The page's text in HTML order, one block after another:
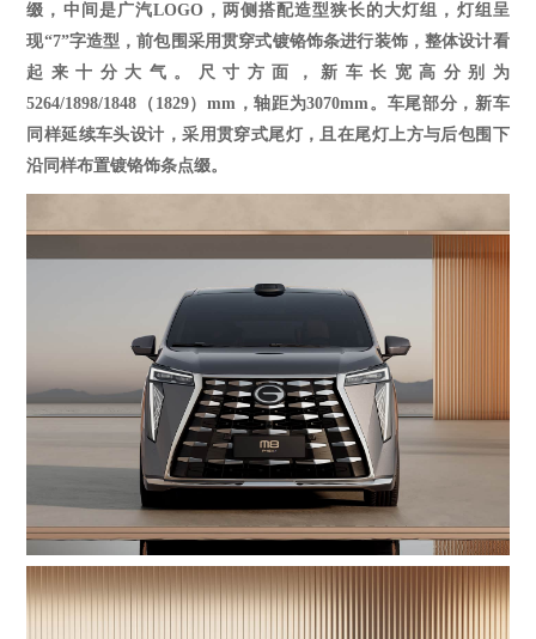
缀， 中间是广汽LOGO， 两侧搭配造型狭长的大灯组，灯组呈
现“7”字造型，前包围采用贯穿式镀铬饰条进行装饰， 整体设计看
起来十分大气 。尺寸方面，新车长宽高分别为
5264/1898/1848（1829）mm，轴距为3070mm。 车尾部分，新车
同样延续车头设计，采用贯穿式尾灯 ，且在尾灯上方与后包围下
沿同样布置镀铬饰条点缀。